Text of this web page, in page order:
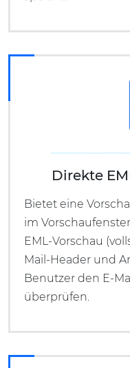
Direkte
Bietet eine
im
EML-Vorschau
Mail-Header und
Benutzer den E-
überprüfen.